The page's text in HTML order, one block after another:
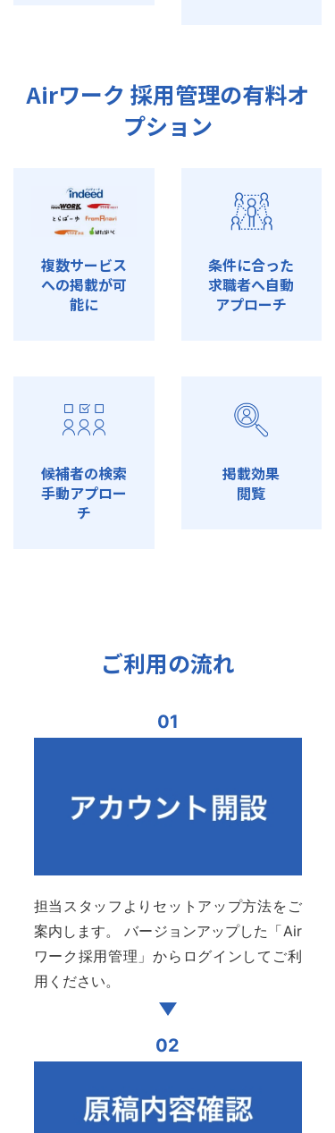
Airワーク 採用管理の有料オ
プション
複数サービス
への掲載が可
能に
条件に合った
求職者へ自動
アプローチ
候補者の検索
手動アプロー
チ
掲載効果
閲覧
ご利用の流れ
01
担当スタッフよりセットアップ方法をご
案内します。 バージョンアップした「Air
ワーク採用管理」からログインしてご利
用ください。
02